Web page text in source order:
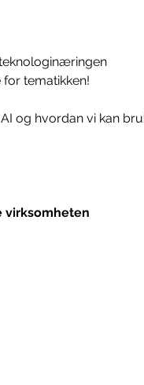
tematikken!
og hvordan vi kan
virksomheten